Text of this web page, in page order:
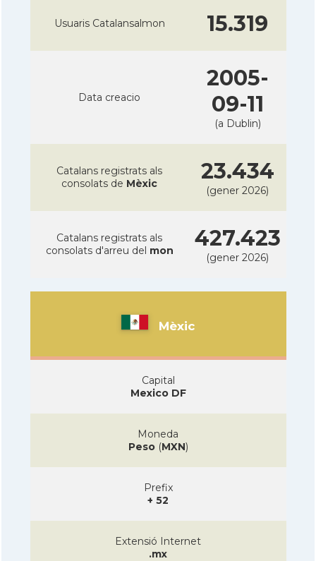
Usuaris Catalansalmon 15.319
Data creacio
2005-
09-11
(a Dublin)
Catalans registrats als
consolats de Mèxic 23.434
(gener 2026)
Catalans registrats als
consolats d'arreu del mon 427.423
(gener 2026)
Mèxic
Capital
Mexico DF
Moneda
Peso(MXN)
Prefix
+ 52
Extensió Internet
.mx